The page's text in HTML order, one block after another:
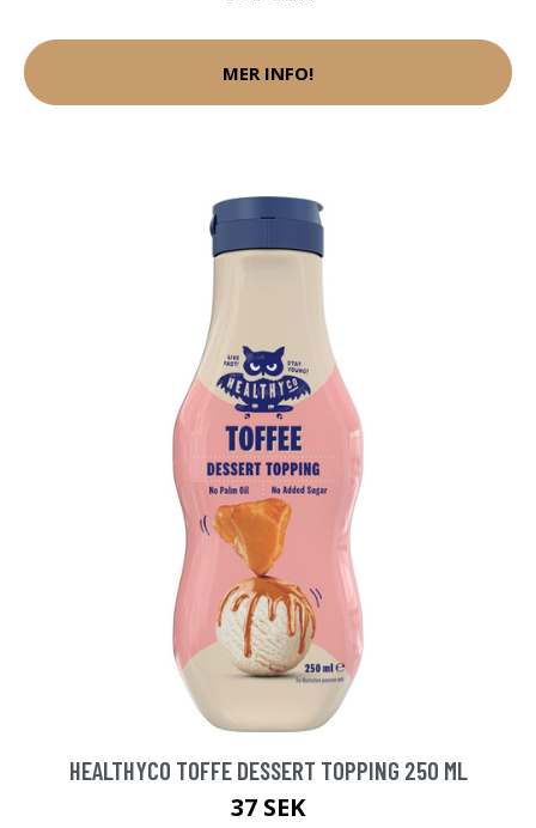
MER INFO!
HEALTHYCO TOFFE DESSERT TOPPING 250 ML
37 SEK